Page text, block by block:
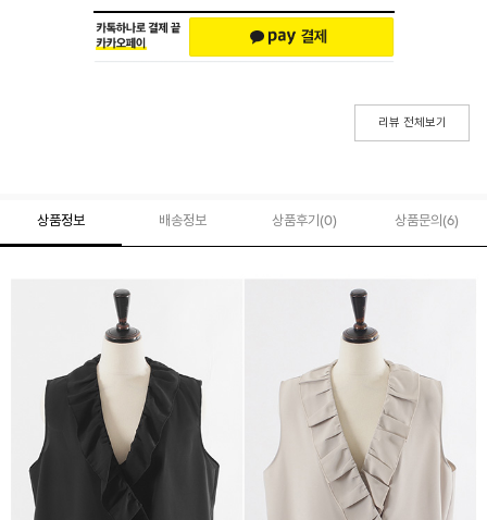
리뷰 전체보기
상품정보 배송정보 상품후기(0) 상품문의 (6)